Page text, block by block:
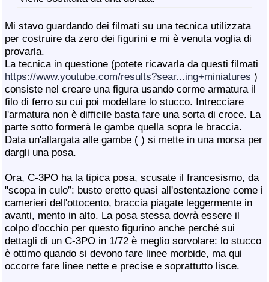
Mi stavo guardando dei filmati su una tecnica utilizzata
per costruire da zero dei figurini e mi è venuta voglia di
provarla.
La tecnica in questione (potete ricavarla da questi filmati
https://www.youtube.com/results?sear...ing+miniatures )
consiste nel creare una figura usando corme armatura il
filo di ferro su cui poi modellare lo stucco. Intrecciare
l'armatura non è difficile basta fare una sorta di croce. La
parte sotto formerà le gambe quella sopra le braccia.
Data un'allargata alle gambe ( ) si mette in una morsa per
dargli una posa.
Ora, C-3PO ha la tipica posa, scusate il francesismo, da
"scopa in culo”: busto eretto quasi all'ostentazione come i
camerieri dell'ottocento, braccia piagate leggermente in
avanti, mento in alto. La posa stessa dovrà essere il
colpo d'occhio per questo figurino anche perché sui
dettagli di un C-3PO in 1/72 è meglio sorvolare: lo stucco
è ottimo quando si devono fare linee morbide, ma qui
occorre fare linee nette e precise e soprattutto lisce.